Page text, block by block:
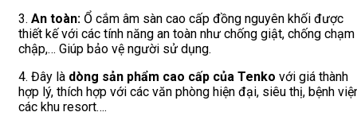
3. An toàn: Ổ cắm âm sàn cao cấp đồng nguyên khối được
thiết kế với các tính năng an toàn như chống giật, chống chạm
chập,… Giúp bảo vệ người sử dụng.
4. Đây là dòng sản phẩm cao cấp của Tenko với giá thành
hợp lý, thích hợp với các văn phòng hiện đại, siêu thị, bệnh
các khu resort….